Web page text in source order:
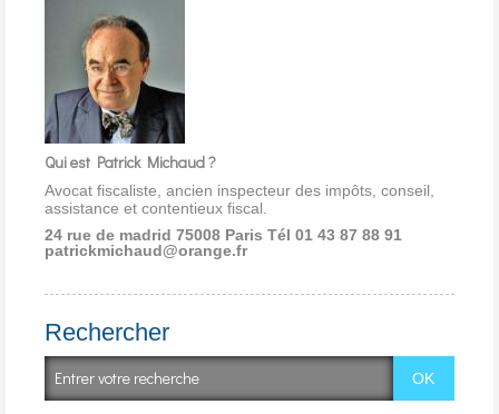
Qui est Patrick Michaud ?
Avocat fiscaliste, ancien inspecteur des impôts, conseil,
assistance et contentieux fiscal.
24 rue de madrid 75008 Paris Tél 01 43 87 88 91
patrickmichaud@orange.fr
Rechercher